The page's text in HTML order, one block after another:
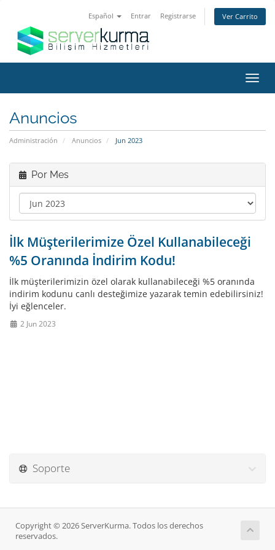
Español Entrar Registrarse Ver Carrito
Anuncios
Administración Anuncios Jun 2023
Por Mes
İlk Müşterilerimize Özel Kullanabileceği
%5 Oranında İndirim Kodu!
İlk müşterilerimizin özel olarak kullanabileceği %5 oranında
indirim kodunu canlı desteğimize yazarak temin edebilirsiniz!
İyi eğlenceler.
2 Jun 2023
Soporte
Copyright © 2026 ServerKurma. Todos los derechos
reservados.